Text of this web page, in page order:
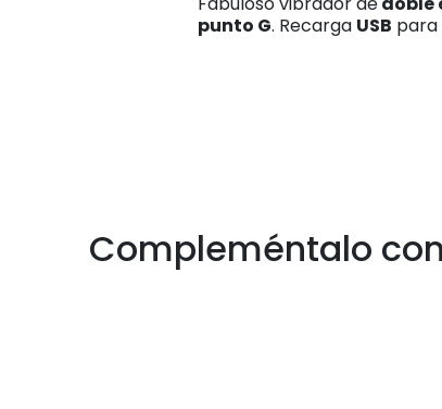
punto G. Recarga USB para
Compleméntalo con